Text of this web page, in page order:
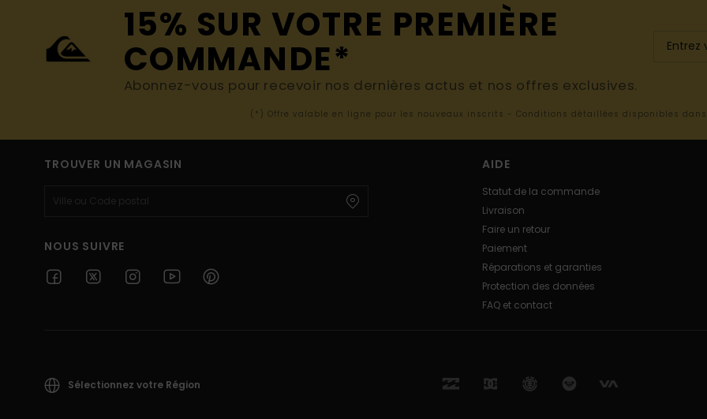
15% SUR VOTRE PREMIÈRE
COMMANDE*
Abonnez-vous pour recevoir nos dernières actus et nos offres exclusives.
(*) Offre valable en ligne pour les nouveaux inscrits - Conditions détaillées disponibles
TROUVER UN MAGASIN
NOUS SUIVRE
AIDE
Statut de la commande
Livraison
Faire un retour
Paiement
Réparations et garanties
Protection des données
FAQ et contact
Sélectionnez votre Région